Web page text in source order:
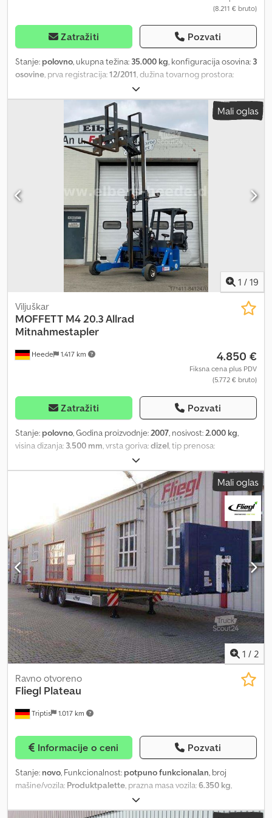
(8.211 € bruto)
Zatražiti Pozvati
Stanje: polovno, ukupna težina: 35.000 kg, konfiguracija osovina: 3
osovine , prva registracija:12/2011 , dužina tovarnog prostora:
, širina utovarnog prostora:
broja neozbiljnih e-mailova / e-mailovi se neće odgovarati
WhatsApp Visina utovara 85-90cm Crjdoxptnqepfx Aagsf Zadnja
osovina = upravljačka osovina Gume 215/75R17,5 BEZ TÜV / BEZ SP
"GREŠKE, TIPOGRAFSKE GREŠKE I PRAVA NA PRODAJU U
MEĐUVREMENU ZADRŽANA"
Mali oglas
1 / 19
Heede 1.417 km
Viljuškar
MOFFETT M4 20.3 Allrad
Mitnahmestapler
4.850 €
Fiksna cena plus PDV
(5.772 € bruto)
Zatražiti Pozvati
Stanje: polovno, Godina proizvodnje:2007, nosivost:2.000 kg,
visina dizanja: 3.500 mm, vrsta goriva:dizel, tip prenosa:
zaštitni poklopac glave
broj: 370 Model: Moffett M4 20.3 - Godina proizvodnje: 2007 -
Nosivost: 2,0 t - Visina podizanja: 3,5 m - Pogon na sve točkove -
Hidraulični bočni pomak Crodpfx Aajka Dl Aogsf - Makazasti
mehanizam sa čeličnim vilama - Dodatna rasveta - 3-cilindrični
Kubota motor, tip D1105 Rado ćemo za vas sastaviti viljuškar
prilagođen vašim potrebama. Zadržavamo pravo na tipografske
greške, međuprodaju i greške u opisu. Mogućnost finansiranja
Mogućnost isporuke širom Nemačke (kopno) Zanimljivo, npr. za
transportne firme i špeditere Cena uključuje 19% PDV-a; za izvoz
bez PDV-a Pogledajte i naše druge aukcije Za pitanja slobodno
pozovite. Početna stranica: Email:
Mali oglas
1 / 2
Triptis 1.017 km
Ravno otvoreno
Fliegl Plateau
Informacije o ceni Pozvati
Stanje: novo, Funkcionalnost: potpuno funkcionalan, broj
mašine/vozila: Produktpalette, prazna masa vozila:6.350 kg,
, ukupna težina:
konfiguracija osovina:3 osovine, dimenzija gume:435/50 r19,5,